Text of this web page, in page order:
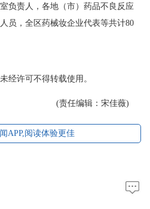
责人，各地（市）药品不良反应
员，全区药械妆企业代表等共计80
经许可不得转载使用。
(责任编辑：宋佳薇)
APP,阅读体验更佳